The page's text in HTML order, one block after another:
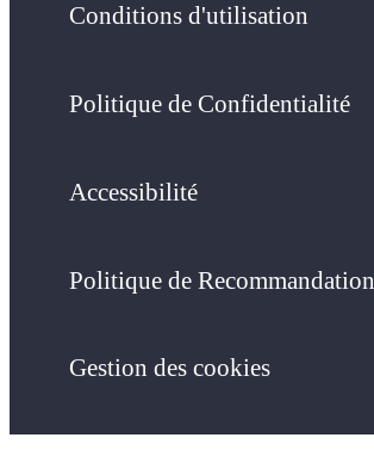
Conditions d'utilisation
Politique de Confidentialité
Accessibilité
Politique de Recommandation
Gestion des cookies